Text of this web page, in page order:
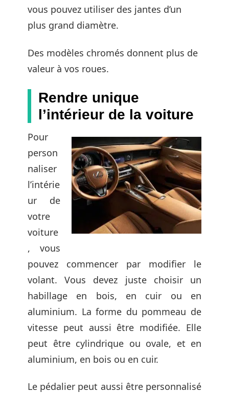
vous pouvez utiliser des jantes d’un
plus grand diamètre.
Des modèles chromés donnent plus de
valeur à vos roues.
Rendre unique
l’intérieur de la voiture
Pour
person
naliser
l’intérie
ur de
votre
voiture
, vous
pouvez commencer par modifier le
volant. Vous devez juste choisir un
habillage en bois, en cuir ou en
aluminium. La forme du pommeau de
vitesse peut aussi être modifiée. Elle
peut être cylindrique ou ovale, et en
aluminium, en bois ou en cuir.
Le pédalier peut aussi être personnalisé